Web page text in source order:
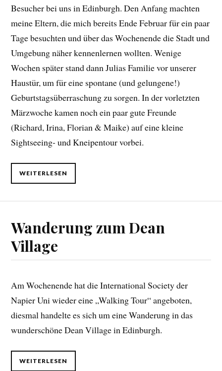
Besucher bei uns in Edinburgh. Den Anfang machten
meine Eltern, die mich bereits Ende Februar für ein paar
Tage besuchten und über das Wochenende die Stadt und
Umgebung näher kennenlernen wollten. Wenige
Wochen später stand dann Julias Familie vor unserer
Haustür, um für eine spontane (und gelungene!)
Geburtstagsüberraschung zu sorgen. In der vorletzten
Märzwoche kamen noch ein paar gute Freunde
(Richard, Irina, Florian & Maike) auf eine kleine
Sightseeing- und Kneipentour vorbei.
WEITERLESEN
Wanderung zum Dean
Village
Am Wochenende hat die International Society der
Napier Uni wieder eine „Walking Tour“ angeboten,
diesmal handelte es sich um eine Wanderung in das
wunderschöne Dean Village in Edinburgh.
WEITERLESEN